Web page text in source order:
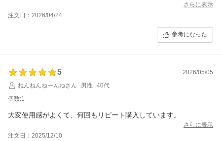
さらに表示
注文日：2026/04/24
参考になった
5
2026/05/05
ねんねんねーんねさん
男性
40代
個数:1
大変使用感がよくて、何回もリピート購入しています。
さらに表示
注文日：2025/12/10